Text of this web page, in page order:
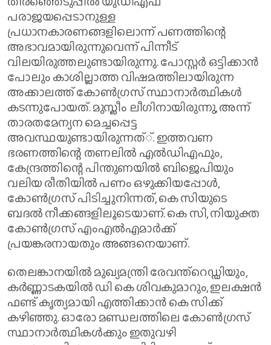
പരാജയപ്പെടാനുള്ള
പ്രധാനകാരണങ്ങളിലൊന്ന് പണത്തിന്റെ
അഭാവമായിരുന്നുവെന്ന് പിന്നീട്
വിലയിരുത്തലുണ്ടായിരുന്നു. പോസ്റ്റര്‍ ഒട്ടിക്കാന്‍
പോലും കാശില്ലാത്ത വിഷമത്തിലായിരുന്ന
അക്കാലത്ത് കോണ്‍ഗ്രസ് സ്ഥാനാര്‍ത്ഥികള്‍
കടന്നുപോയത്. മുസ്ലീം ലീഗിനായിരുന്നു, അന്ന്
താരതമേന്യന മെച്ചപ്പെട്ട
അവസ്ഥയുണ്ടായിരുന്നത്്. ഇത്തവണ
ഭരണത്തിന്റെ തണലില്‍ എല്‍ഡിഎഫും,
കേന്ദ്രത്തിന്റെ പിന്തുണയില്‍ ബിജെപിയും
വലിയ രീതിയില്‍ പണം ഒഴുക്കിയപ്പോള്‍,
കോണ്‍ഗ്രസ് പിടിച്ചുനിന്നത്, കെ സിയുടെ
ബദല്‍ നീക്കങ്ങളിലൂടെയാണ്. കെ സി, നിയുക്ത
കോണ്‍ഗ്രസ് എംഎല്‍എമാര്‍ക്ക്
പ്രയങ്കരനായതും അങ്ങനെയാണ്.
തെലങ്കാനയില്‍ മുഖ്യമന്ത്രി രേവന്ത്‌റെഡ്ഡിയും,
കര്‍ണ്ണാടകയില്‍ ഡി കെ ശിവകുമാറും, ഇലക്ഷന്‍
ഫണ്ട് കൃത്യമായി എത്തിക്കാന്‍ കെ സിക്ക്
കഴിഞ്ഞു. ഓരോ മണ്ഡലത്തിലെ കോണ്‍ഗ്രസ്
സ്ഥാനാര്‍ത്ഥികള്‍ക്കും ഇതുവഴി